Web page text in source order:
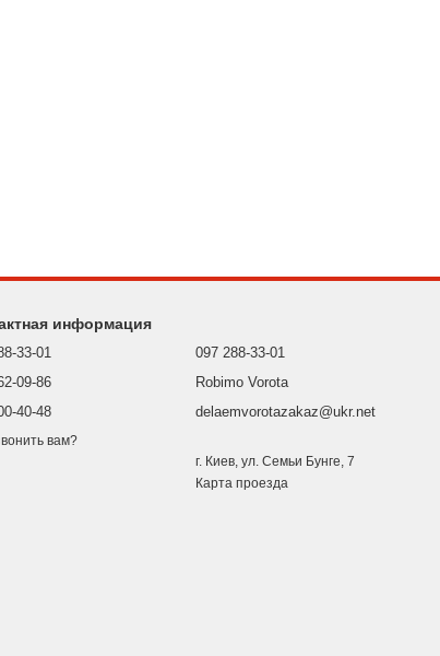
информация
33-01
09-86
40-48
вам?
097 288-33-01
Robimo Vorota
delaemvorotazakaz@ukr.net
г. Киев, ул. Семьи Бунге, 7
Карта проезда